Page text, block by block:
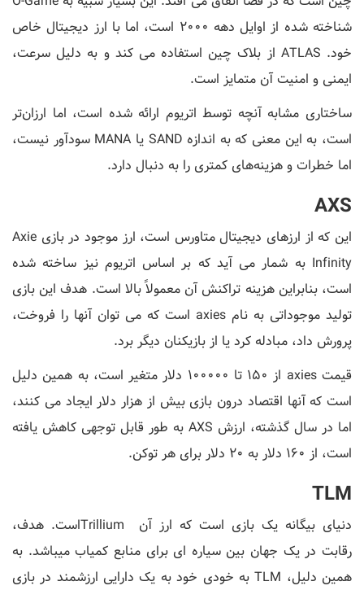
شناخته شده از اوایل دهه 2000 است، اما با ارز دیجیتال خاص
خود. ATLAS از بلاک چین استفاده می کند و به دلیل سرعت،
ایمنی و امنیت آن متمایز است.
ساختاری مشابه آنچه توسط اتریوم ارائه شده است، اما ارزان‌تر
است، به این معنی که به اندازه SAND یا MANA سودآور نیست،
اما خطرات و هزینه‌های کمتری را به دنبال دارد.
AXS
این که از ارزهای دیجیتال متاورس است، ارز موجود در بازی Axie
Infinity به شمار می آید که بر اساس اتریوم نیز ساخته شده
است، بنابراین هزینه تراکنش آن معمولاً بالا است. هدف این بازی
تولید موجوداتی به نام axies است که می توان آنها را فروخت،
پرورش داد، مبادله کرد یا از بازیکنان دیگر برد.
قیمت axies از 150 تا 100000 دلار متغیر است، به همین دلیل
است که آنها اقتصاد درون بازی بیش از هزار دلار ایجاد می کنند،
اما در سال گذشته، ارزش AXS به طور قابل توجهی کاهش یافته
است، از 160 دلار به 20 دلار برای هر توکن.
TLM
دنیای بیگانه یک بازی است که ارز آن Trilliumاست. هدف،
رقابت در یک جهان بین سیاره ای برای منابع کمیاب میباشد. به
همین دلیل، TLM به خودی خود به یک دارایی ارزشمند در بازی